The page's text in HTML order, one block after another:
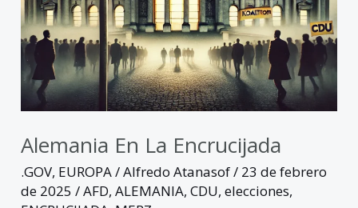
Alemania En La Encrucijada
.GOV, EUROPA/Alfredo Atanasof/ 23 de febrero
de 2025/AFD,ALEMANIA,CDU,elecciones,